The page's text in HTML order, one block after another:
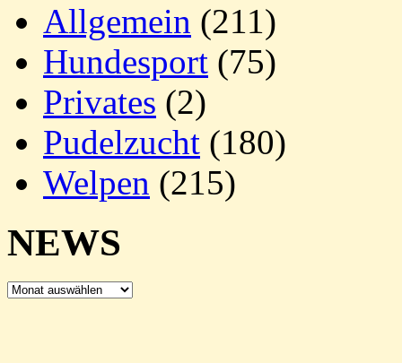
Allgemein (211)
Hundesport (75)
Privates (2)
Pudelzucht (180)
Welpen (215)
NEWS
NEWS